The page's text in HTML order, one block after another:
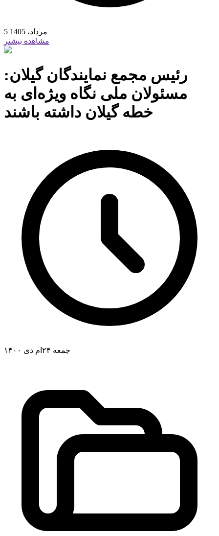
5 مرداد، 1405
مشاهده بیشتر
رئیس مجمع نمایندگان گیلان:
مسئولان ملی نگاه ویژه‌ای به
خطه گیلان داشته باشند
جمعه ۲۴ام دی ۱۴۰۰